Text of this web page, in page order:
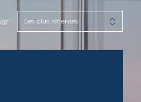
Les plus récentes